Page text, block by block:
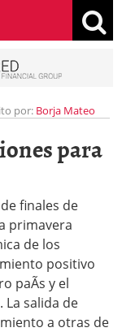
por: Borja Mateo
para
finales de
primavera
de los
positivo
paÃ­s y el
salida de
a otras de